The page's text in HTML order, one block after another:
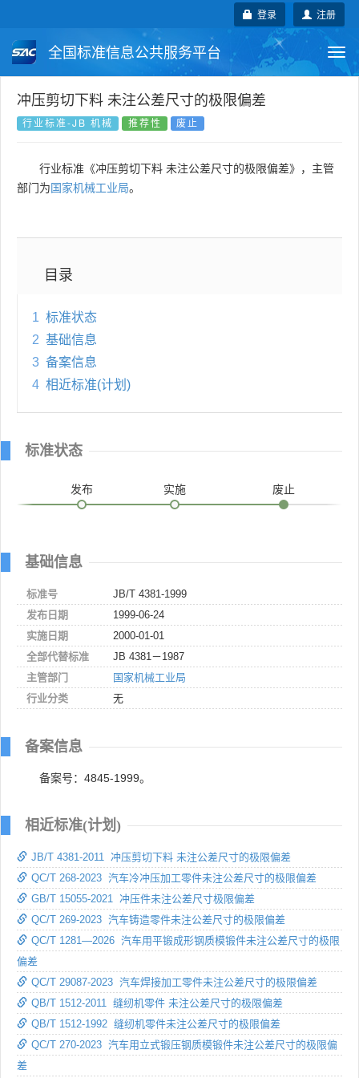
注册
登录
全国标准信息公共服务平台
国家标准 行业标准
国外标准 技术委员会
冲压剪切下料 未注公差尺寸的极限偏差
行业标准-JB 机械 推荐性 废止
行业标准《冲压剪切下料 未注公差尺寸的极限偏差》，主管
部门为国家机械工业局。
目录
1 标准状态
2 基础信息
3 备案信息
4 相近标准(计划)
标准状态
发布 实施 废止
基础信息
标准号
JB/T 4381-1999
发布日期
1999-06-24
实施日期
2000-01-01
全部代替标准
JB 4381－1987
主管部门
国家机械工业局
行业分类
无
备案信息
备案号：4845-1999。
相近标准(计划)
JB/T 4381-2011 冲压剪切下料 未注公差尺寸的极限偏差
QC/T 268-2023 汽车冷冲压加工零件未注公差尺寸的极限偏差
GB/T 15055-2021 冲压件未注公差尺寸极限偏差
QC/T 269-2023 汽车铸造零件未注公差尺寸的极限偏差
QC/T 1281—2026 汽车用平锻成形钢质模锻件未注公差尺寸的极限
偏差
QC/T 29087-2023 汽车焊接加工零件未注公差尺寸的极限偏差
QB/T 1512-2011 缝纫机零件 未注公差尺寸的极限偏差
QB/T 1512-1992 缝纫机零件未注公差尺寸的极限偏差
QC/T 270-2023 汽车用立式锻压钢质模锻件未注公差尺寸的极限偏
差